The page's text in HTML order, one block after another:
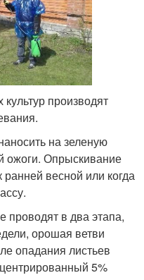
производят
на зеленую
ожоги. Опрыскивание
весной или когда
проводят в два этапа,
орошая ветви
опадания листьев
5%